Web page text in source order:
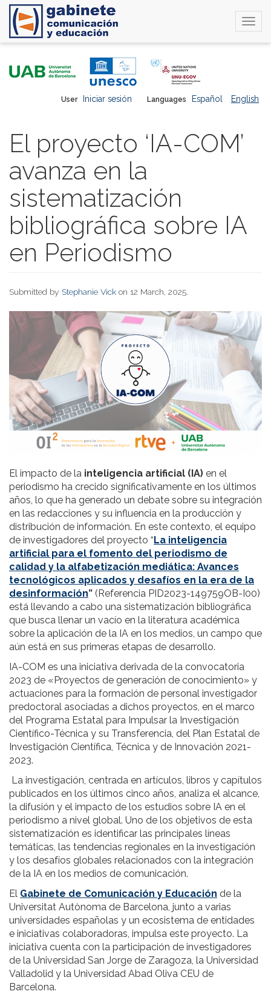
Languages Español English
User Iniciar sesión
El proyecto ‘IA-COM’
avanza en la
sistematización
bibliográfica sobre IA
en Periodismo
Submitted by Stephanie Vick on 12 March, 2025.
El impacto de la inteligencia artificial (IA) en el
periodismo ha crecido significativamente en los últimos
años, lo que ha generado un debate sobre su integración
en las redacciones y su influencia en la producción y
distribución de información. En este contexto, el equipo
de investigadores del proyecto “ La inteligencia
artificial para el fomento del periodismo de
calidad y la alfabetización mediática: Avances
tecnológicos aplicados y desafíos en la era de la
desinformación” (Referencia PID2023-149759OB-I00)
está llevando a cabo una sistematización bibliográfica
que busca llenar un vacío en la literatura académica
sobre la aplicación de la IA en los medios, un campo que
aún está en sus primeras etapas de desarrollo.
IA-COM es una iniciativa derivada de la convocatoria
2023 de «Proyectos de generación de conocimiento» y
actuaciones para la formación de personal investigador
predoctoral asociadas a dichos proyectos, en el marco
del Programa Estatal para Impulsar la Investigación
Científico-Técnica y su Transferencia, del Plan Estatal de
Investigación Científica, Técnica y de Innovación 2021-
2023.
La investigación, centrada en artículos, libros y capítulos
publicados en los últimos cinco años, analiza el alcance,
la difusión y el impacto de los estudios sobre IA en el
periodismo a nivel global. Uno de los objetivos de esta
sistematización es identificar las principales líneas
temáticas, las tendencias regionales en la investigación
y los desafíos globales relacionados con la integración
de la IA en los medios de comunicación.
El Gabinete de Comunicación y Educación de la
Universitat Autònoma de Barcelona, junto a varias
universidades españolas y un ecosistema de entidades
e iniciativas colaboradoras, impulsa este proyecto. La
iniciativa cuenta con la participación de investigadores
de la Universidad San Jorge de Zaragoza, la Universidad
Valladolid y la Universidad Abad Oliva CEU de
Barcelona.